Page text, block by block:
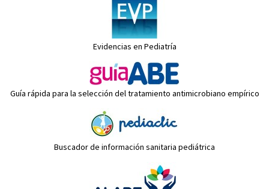
Evidencias en Pediatría
Guía rápida para la selección del tratamiento antimicrobiano empírico
Buscador de información sanitaria pediátrica